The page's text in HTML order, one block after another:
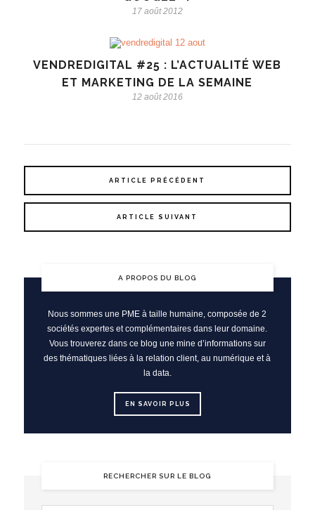
17 août 2012
VENDREDIGITAL #25 : L’ACTUALITÉ WEB
ET MARKETING DE LA SEMAINE
12 août 2016
ARTICLE PRÉCÉDENT
ARTICLE SUIVANT
A PROPOS DU BLOG
Nous sommes une PME à taille humaine, composée de 2
sociétés expertes et complémentaires dans leur domaine.
Vous trouverez dans ce blog une mine d’informations sur
des thématiques liées à la relation client, au numérique et à
la data.
EN SAVOIR PLUS
RECHERCHER SUR LE BLOG